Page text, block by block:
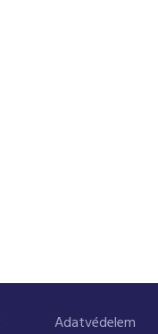
Adatvédelem